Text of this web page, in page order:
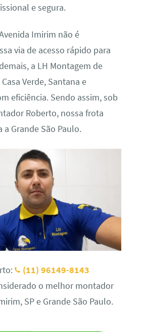
e segura.
Imirim não é
via de acesso rápido para
a LH Montagem de
Verde, Santana e
eficiência. Sendo assim, sob
Roberto, nossa frota
a Grande São Paulo.
(11) 96149-8143
o melhor montador
SP e Grande São Paulo.